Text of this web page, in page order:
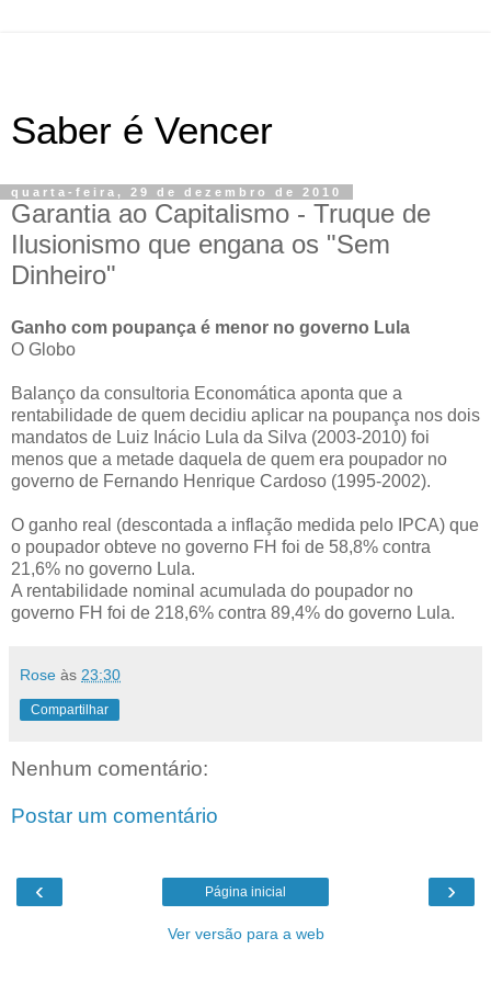
Saber é Vencer
quarta-feira, 29 de dezembro de 2010
Garantia ao Capitalismo - Truque de
Ilusionismo que engana os "Sem
Dinheiro"
Ganho com poupança é menor no governo Lula
O Globo
Balanço da consultoria Economática aponta que a
rentabilidade de quem decidiu aplicar na poupança nos dois
mandatos de Luiz Inácio Lula da Silva (2003-2010) foi
menos que a metade daquela de quem era poupador no
governo de Fernando Henrique Cardoso (1995-2002).
O ganho real (descontada a inflação medida pelo IPCA) que
o poupador obteve no governo FH foi de 58,8% contra
21,6% no governo Lula.
A rentabilidade nominal acumulada do poupador no
governo FH foi de 218,6% contra 89,4% do governo Lula.
Rose às 23:30
Compartilhar
Nenhum comentário:
Postar um comentário
‹ ›
Página inicial
Ver versão para a web